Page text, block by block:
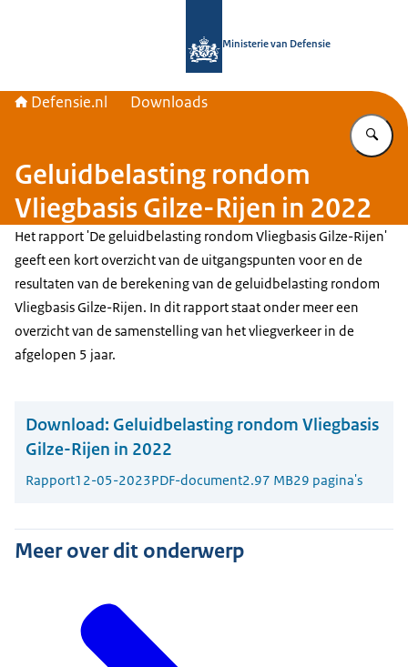
Ministerie van Defensie
Defensie.nl Downloads
Geluidbelasting rondom
Vliegbasis Gilze-Rijen in 2022
Het rapport 'De geluidbelasting rondom Vliegbasis Gilze-Rijen'
geeft een kort overzicht van de uitgangspunten voor en de
resultaten van de berekening van de geluidbelasting rondom
Vliegbasis Gilze-Rijen. In dit rapport staat onder meer een
overzicht van de samenstelling van het vliegverkeer in de
afgelopen 5 jaar.
Download: Geluidbelasting rondom Vliegbasis
Gilze-Rijen in 2022
Rapport12-05-2023PDF-document2.97 MB29 pagina's
Meer over dit onderwerp